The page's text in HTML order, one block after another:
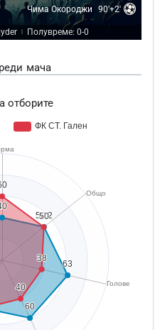
Чима Окороджи
90'+2'
Полувреме: 0-0
мача
отборите